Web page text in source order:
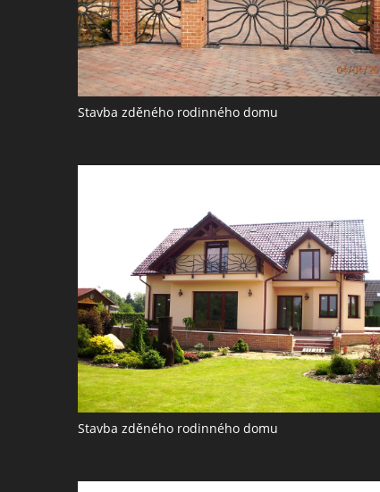
Stavba zděného rodinného domu
Stavba zděného rodinného domu